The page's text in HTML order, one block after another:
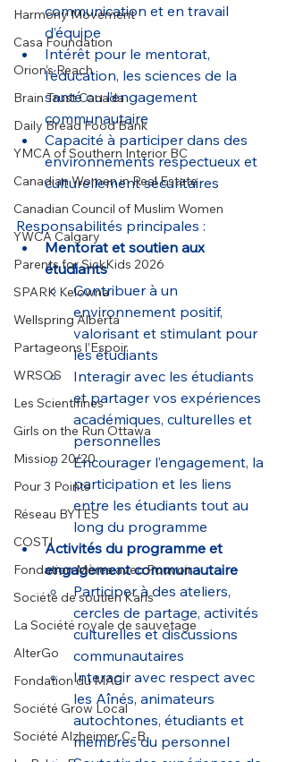
Harmony Movement
Casa Foundation
Orion's Reach
Brain Trust Canada
Daily Bread Food Bank
YMCA of Southern Interior BC
Canadian Women in Real Estate
Canadian Council of Muslim Women
YWCA Calgary
Parents for SickKids 2026
SPARK Kelowna
Wellspring Alberta
Partageons l’Espoir
WRSOS
Les Scientifines
Girls on the Run Ottawa
Mission 20/20
Pour 3 Points
Réseau BYTES
COSTI
Fondation Mères avec Pouvoir
Société de soutien Karis
La Société royale de sauvetage
AlterGo
Fondation du MAC
Société Grow Local
Société Alzheimer C.-B
communication et en travail
d’équipe
Intérêt pour le mentorat,
l’éducation, les sciences de la
santé ou l’engagement
communautaire
Capacité à participer dans des
environnements respectueux et
culturellement sécuritaires
Responsabilités principales :
Mentorat et soutien aux
étudiants
Contribuer à un
environnement positif,
valorisant et stimulant pour
les étudiants
Interagir avec les étudiants
et partager vos expériences
académiques, culturelles et
personnelles
Encourager l’engagement, la
participation et les liens
entre les étudiants tout au
long du programme
Activités du programme et
engagement communautaire
Participer à des ateliers,
cercles de partage, activités
culturelles et discussions
communautaires
Interagir avec respect avec
les Aînés, animateurs
autochtones, étudiants et
membres du personnel